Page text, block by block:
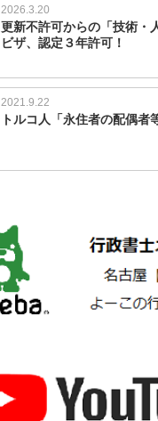
2026.3.20
更新不許可からの「技術・
ビザ、認定３年許可！
2021.9.22
トルコ人「永住者の配偶者